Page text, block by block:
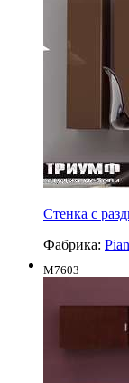
Стенка с
Фабрика:
M7603